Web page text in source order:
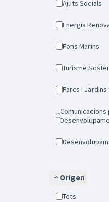
Ajuts Socials
Energia
Fons Marins
Turisme
Parcs i
Comunicacions per un
Origen
Tots